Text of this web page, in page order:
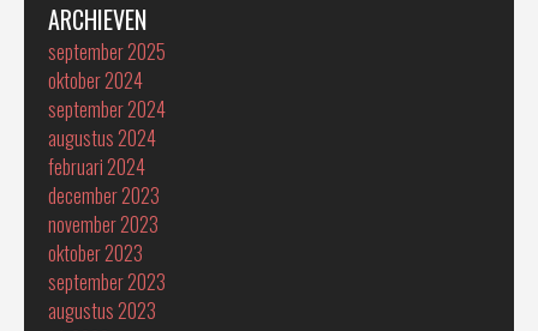
ARCHIEVEN
september 2025
oktober 2024
september 2024
augustus 2024
februari 2024
december 2023
november 2023
oktober 2023
september 2023
augustus 2023